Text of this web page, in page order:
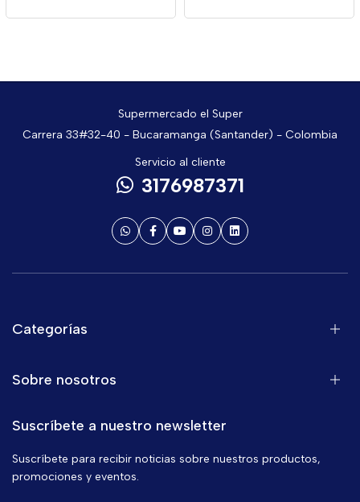
Supermercado el Super
Carrera 33#32-40 - Bucaramanga (Santander) - Colombia
Servicio al cliente
3176987371
Categorías
Sobre nosotros
Suscríbete a nuestro newsletter
Suscríbete para recibir noticias sobre nuestros productos,
promociones y eventos.